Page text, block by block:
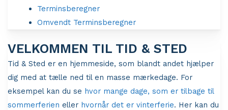
Terminsberegner
Omvendt Terminsberegner
VELKOMMEN TIL TID & STED
Tid & Sted er en hjemmeside, som blandt andet hjælper
dig med at tælle ned til en masse mærkedage. For
eksempel kan du se hvor mange dage, som er tilbage til
sommerferien eller hvornår det er vinterferie. Her kan du